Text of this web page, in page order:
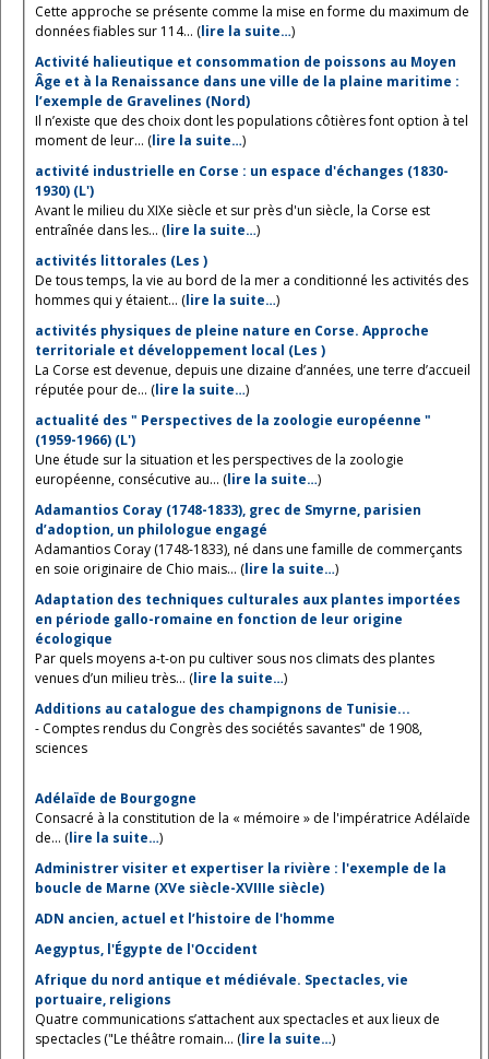
Cette approche se présente comme la mise en forme du maximum de
données fiables sur 114... (lire la suite…)
Activité halieutique et consommation de poissons au Moyen
Âge et à la Renaissance dans une ville de la plaine maritime :
l’exemple de Gravelines (Nord)
Il n’existe que des choix dont les populations côtières font option à tel
moment de leur... (lire la suite…)
activité industrielle en Corse : un espace d'échanges (1830-
1930) (L')
Avant le milieu du XIXe siècle et sur près d'un siècle, la Corse est
entraînée dans les... (lire la suite…)
activités littorales (Les )
De tous temps, la vie au bord de la mer a conditionné les activités des
hommes qui y étaient... (lire la suite…)
activités physiques de pleine nature en Corse. Approche
territoriale et développement local (Les )
La Corse est devenue, depuis une dizaine d’années, une terre d’accueil
réputée pour de... (lire la suite…)
actualité des " Perspectives de la zoologie européenne "
(1959-1966) (L')
Une étude sur la situation et les perspectives de la zoologie
européenne, consécutive au... (lire la suite…)
Adamantios Coray (1748-1833), grec de Smyrne, parisien
d’adoption, un philologue engagé
Adamantios Coray (1748-1833), né dans une famille de commerçants
en soie originaire de Chio mais... (lire la suite…)
Adaptation des techniques culturales aux plantes importées
en période gallo-romaine en fonction de leur origine
écologique
Par quels moyens a-t-on pu cultiver sous nos climats des plantes
venues d’un milieu très... (lire la suite…)
Additions au catalogue des champignons de Tunisie...
- Comptes rendus du Congrès des sociétés savantes" de 1908,
sciences
Adélaïde de Bourgogne
Consacré à la constitution de la « mémoire » de l'impératrice Adélaïde
de... (lire la suite…)
Administrer visiter et expertiser la rivière : l'exemple de la
boucle de Marne (XVe siècle-XVIIIe siècle)
ADN ancien, actuel et l’histoire de l'homme
Aegyptus, l'Égypte de l'Occident
Afrique du nord antique et médiévale. Spectacles, vie
portuaire, religions
Quatre communications s’attachent aux spectacles et aux lieux de
spectacles ("Le théâtre romain... (lire la suite…)